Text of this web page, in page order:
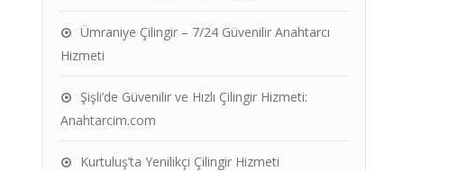
Ümraniye Çilingir – 7/24 Güvenilir Anahtarcı
Hizmeti
Şişli’de Güvenilir ve Hızlı Çilingir Hizmeti:
Anahtarcim.com
Kurtuluş’ta Yenilikçi Çilingir Hizmeti